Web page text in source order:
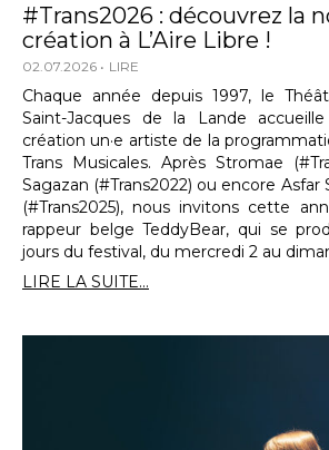
#Trans2026 : découvrez la
création à L’Aire Libre !
02.07.2026 LIRE
Chaque année depuis 1997, le
Saint-Jacques de la Lande
création un·e artiste de la
Trans Musicales. Après Stromae
Sagazan (#Trans2022) ou encore
(#Trans2025), nous invitons cette
rappeur belge TeddyBear, qui se
jours du festival, du mercredi 2 au
LIRE LA SUITE...